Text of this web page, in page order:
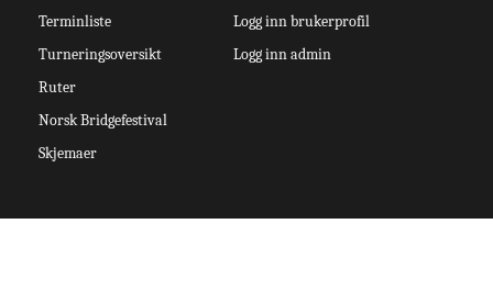
Terminliste
Turneringsoversikt
Ruter
Norsk Bridgefestival
Skjemaer
Logg inn brukerprofil
Logg inn admin